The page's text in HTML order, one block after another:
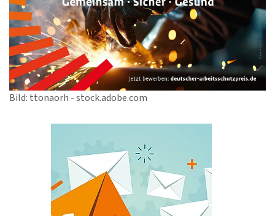
Bild: ttonaorh - stock.adobe.com